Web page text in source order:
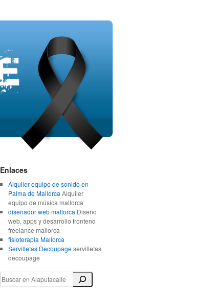
Enlaces
Alquiler equipo de sonido en
Palma de Mallorca Alquiler
equipo de música mallorca
diseñador web mallorca Diseño
web, apps y desarrollo frontend
freelance mallorca
fisioterapia Mallorca
Servilletas Decoupageservilletas
decoupage